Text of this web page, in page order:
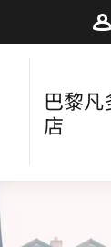
巴黎凡
店